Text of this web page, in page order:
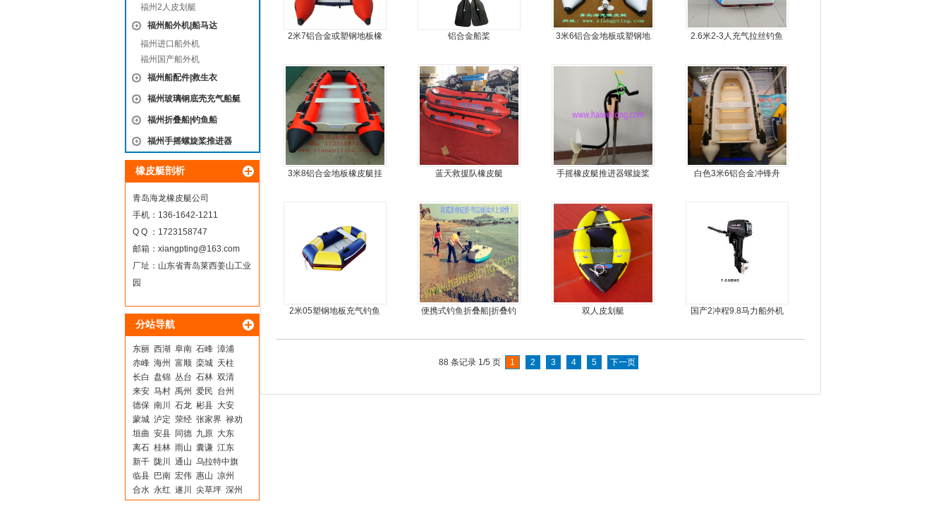
福州2人皮划艇
福州船外机|船马达
福州进口船外机
福州国产船外机
福州船配件|救生衣
福州玻璃钢底壳充气船艇
福州折叠船|钓鱼船
福州手摇螺旋桨推进器
橡皮艇剖析
青岛海龙橡皮艇公司
手机：136-1642-1211
Q Q ：1723158747
邮箱： xiangpting@163.com
厂址：山东省青岛莱西姜山工业
园
分站导航
东丽 西湖 阜南 石峰 漳浦
赤峰 海州 富顺 栾城 天柱
长白 盘锦 丛台 石林 双清
来安 马村 禹州 爱民 台州
德保 南川 石龙 彬县 大安
蒙城 泸定 荥经 张家界 禄劝
垣曲 安县 同德 九原 大东
离石 桂林 雨山 囊谦 江东
新干 陇川 通山 乌拉特中旗
临县
巴南 宏伟 惠山 凉州
合水 永红 遂川 尖草坪 深州
2米7铝合金或塑钢地板橡
铝合金船桨
3米6铝合金地板或塑钢地
舟，动力艇
2.6米2-3人充气拉丝钓鱼
3米8铝合金地板橡皮艇挂
蓝天救援队橡皮艇
手摇橡皮艇推进器螺旋桨
白色3米6铝合金冲锋舟
2米05塑钢地板充气钓鱼
便携式钓鱼折叠船|折叠钓
双人皮划艇 国产2冲程9.8马力船外机
88 条记录 1/5 页 1 2 3 4 5 下一页